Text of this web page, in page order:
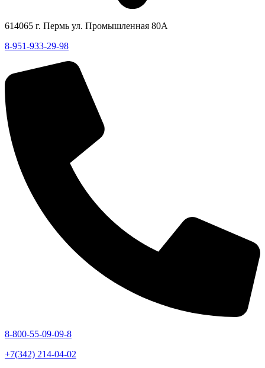
614065 г. Пермь ул. Промышленная 80А
8-951-933-29-98
8-800-55-09-09-8
+7(342) 214-04-02